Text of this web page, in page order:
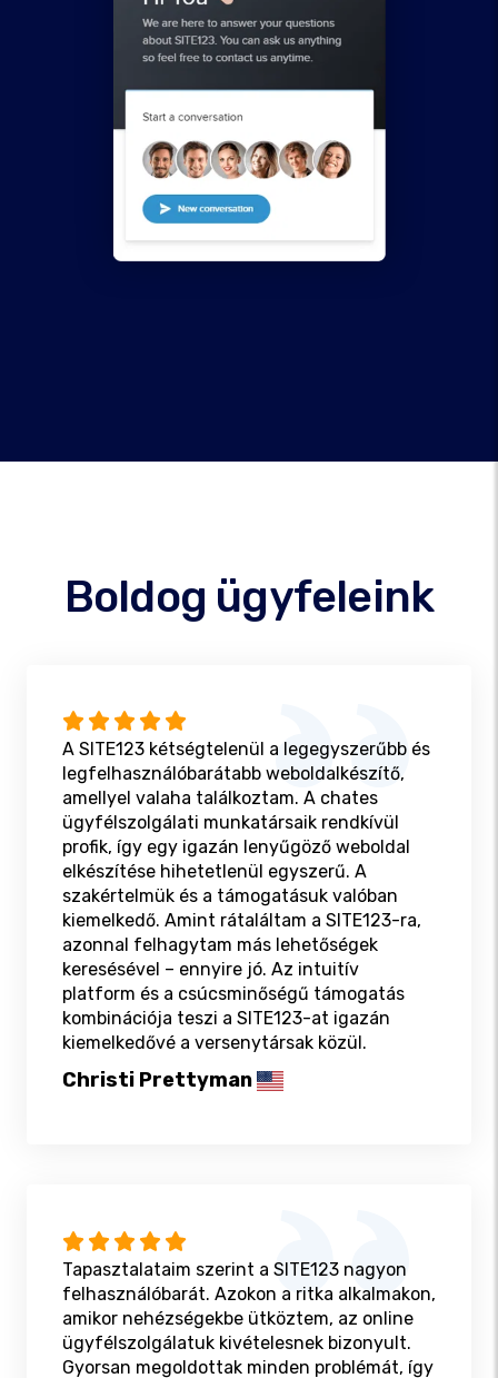
Boldog ügyfeleink
A SITE123 kétségtelenül a legegyszerűbb és
legfelhasználóbarátabb weboldalkészítő,
amellyel valaha találkoztam. A chates
ügyfélszolgálati munkatársaik rendkívül
profik, így egy igazán lenyűgöző weboldal
elkészítése hihetetlenül egyszerű. A
szakértelmük és a támogatásuk valóban
kiemelkedő. Amint rátaláltam a SITE123-ra,
azonnal felhagytam más lehetőségek
keresésével – ennyire jó. Az intuitív
platform és a csúcsminőségű támogatás
kombinációja teszi a SITE123-at igazán
kiemelkedővé a versenytársak közül.
Christi Prettyman
Tapasztalataim szerint a SITE123 nagyon
felhasználóbarát. Azokon a ritka alkalmakon,
amikor nehézségekbe ütköztem, az online
ügyfélszolgálatuk kivételesnek bizonyult.
Gyorsan megoldottak minden problémát, így